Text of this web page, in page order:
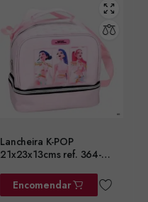
Lancheira K-POP
21x23x13cms ref. 364-
Encomendar